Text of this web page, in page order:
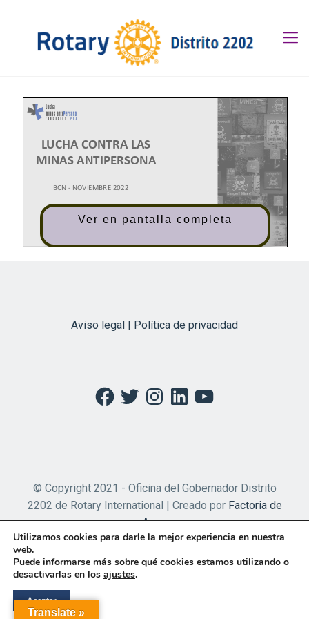
Ver en pantalla completa
Aviso legal | Política de privacidad
Facebook
TwitterInstagramLinkedInYouTube
© Copyright 2021 - Oficina del Gobernador Distrito
2202 de Rotary International | Creado por Factoria de
Apps
Translate »
Utilizamos cookies para darle la mejor experiencia en nuestra
web.
Puede informarse más sobre qué cookies estamos utilizando o
desactivarlas en los ajustes.
Aceptar